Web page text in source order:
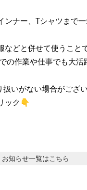
ンナー、Tシャツまで
などと併せて使うこと
の作業や仕事でも大活
いがない場合がござい
ック👇
お知らせ一覧はこちら